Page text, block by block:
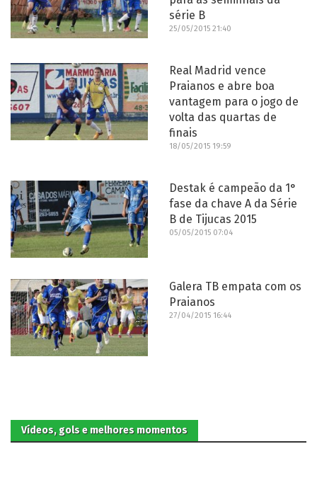
série B
25/05/2015 21:40
Real Madrid vence
Praianos e abre boa
vantagem para o jogo de
volta das quartas de
finais
18/05/2015 19:59
Destak é campeão da 1°
fase da chave A da Série
B de Tijucas 2015
05/05/2015 07:04
Galera TB empata com os
Praianos
27/04/2015 16:44
Vídeos, gols e melhores momentos